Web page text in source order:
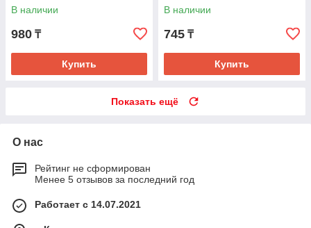
В наличии
980 ₸
Купить
В наличии
745 ₸
Купить
Показать ещё
О нас
Рейтинг не сформирован
Менее 5 отзывов за последний год
Работает с 14.07.2021